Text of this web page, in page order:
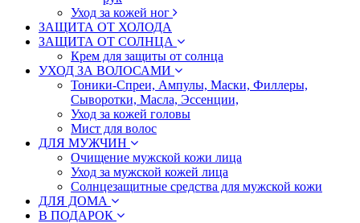
Уход за кожей ног
ЗАЩИТА ОТ ХОЛОДА
ЗАЩИТА ОТ СОЛНЦА
Крем для защиты от солнца
УХОД ЗА ВОЛОСАМИ
Тоники-Спреи, Ампулы, Маски, Филлеры,
Сыворотки, Масла, Эссенции,
Уход за кожей головы
Мист для волос
ДЛЯ МУЖЧИН
Очищение мужской кожи лица
Уход за мужской кожей лица
Солнцезащитные средства для мужской кожи
ДЛЯ ДОМА
В ПОДАРОК